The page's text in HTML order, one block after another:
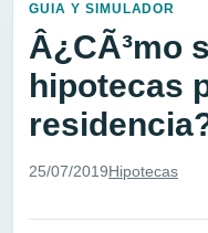
GUIA Y SIMULADOR
Â¿CÃ³mo
hipotecas
25/07/2019Hipotecas